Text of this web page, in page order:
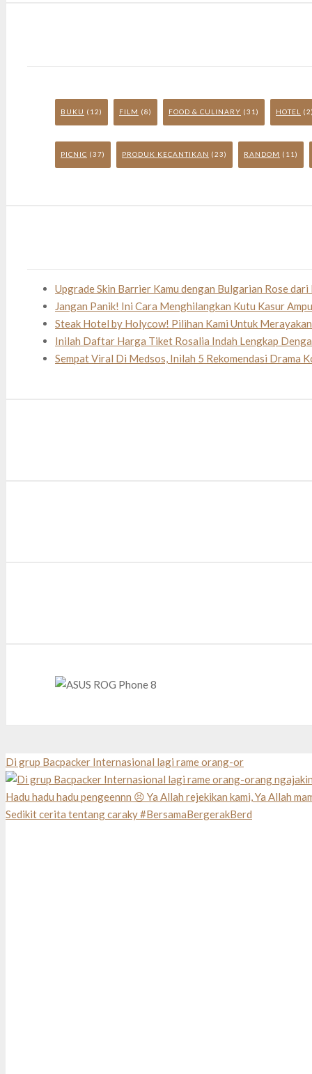
BUKU (12) FILM (8) FOOD & CULINARY (31) HOTEL
PICNIC (37) PRODUK KECANTIKAN (23) RANDOM (11)
Upgrade Skin Barrier Kamu dengan Bulgarian Rose
Jangan Panik! Ini Cara Menghilangkan Kutu Kasur
Steak Hotel by Holycow! Pilihan Kami Untuk
Inilah Daftar Harga Tiket Rosalia Indah Lengkap
Sempat Viral Di Medsos, Inilah 5 Rekomendasi Drama
Di grup Bacpacker Internasional lagi rame orang-or
Sedikit cerita tentang caraky #BersamaBergerakBerd